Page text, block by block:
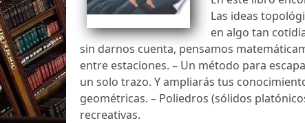
Las ideas
en algo tan
sin darnos cuenta, pensamos
entre estaciones. – Un método para
un solo trazo. Y ampliarás tus
geométricas. – Poliedros (sólidos
recreativas.